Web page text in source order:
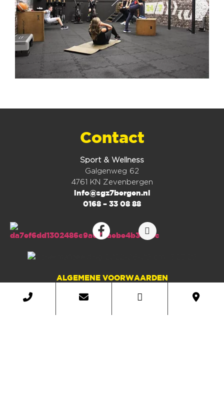
Contact
Sport & Wellness
Galgenweg 62
4761 KN Zevenbergen
info@sgz7bergen.nl
0168 – 33 08 88
ALGEMENE VOORWAARDEN